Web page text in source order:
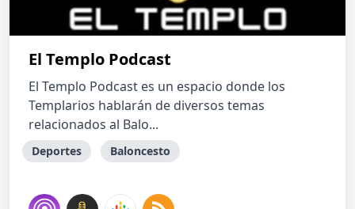
El Templo Podcast
El Templo Podcast es un espacio donde los
Templarios hablarán de diversos temas
relacionados al Balo...
Deportes Baloncesto